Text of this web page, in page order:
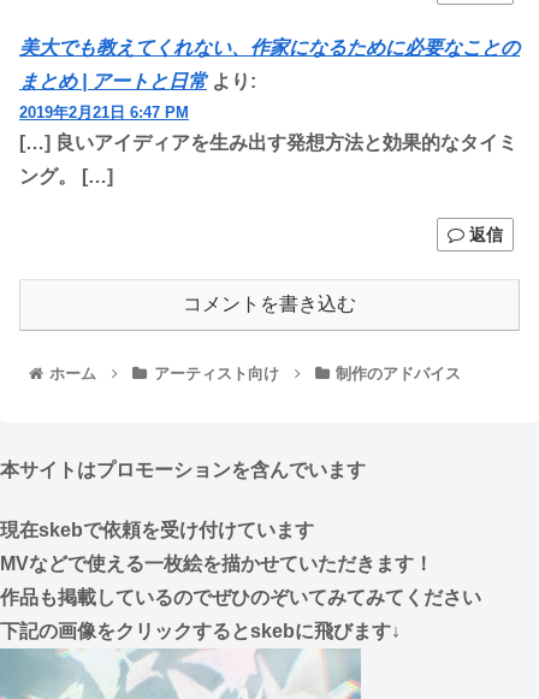
美大でも教えてくれない、作家になるために必要なことの
まとめ | アートと日常 より:
2019年2月21日 6:47 PM
[…] 良いアイディアを生み出す発想方法と効果的なタイミ
ング。 […]
返信
コメントを書き込む
ホーム アーティスト向け 制作のアドバイス
本サイトはプロモーションを含んでいます
現在skebで依頼を受け付けています
MVなどで使える一枚絵を描かせていただきます！
作品も掲載しているのでぜひのぞいてみてみてください
下記の画像をクリックするとskebに飛びます↓